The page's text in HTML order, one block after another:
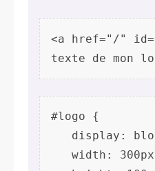
<a href="/"
texte de mon
#logo {